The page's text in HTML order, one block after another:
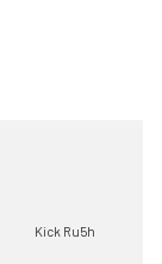
Kick Ru5h